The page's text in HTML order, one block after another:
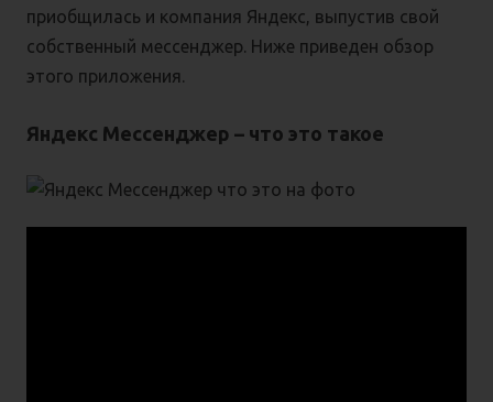
приобщилась и компания Яндекс, выпустив свой
собственный мессенджер. Ниже приведен обзор
этого приложения.
Яндекс Мессенджер – что это такое